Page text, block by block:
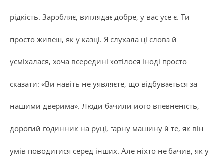
рідкість. Заробляє, виглядає добре, у вас усе є. Ти
просто живеш, як у казці. Я слухала ці слова й
усміхалася, хоча всередині хотілося іноді просто
сказати: «Ви навіть не уявляєте, що відбувається за
нашими дверима». Люди бачили його впевненість,
дорогий годинник на руці, гарну машину й те, як він
умів поводитися серед інших. Але ніхто не бачив, як у